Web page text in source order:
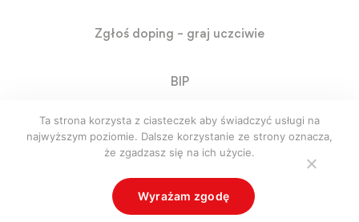
Zgłoś doping – graj uczciwie
BIP
RODO
© Polada. Polska Agencja Antydopingowa. Created by
whitenight.pl
Ta strona korzysta z ciasteczek aby świadczyć usługi na
najwyższym poziomie. Dalsze korzystanie ze strony oznacza,
że zgadzasz się na ich użycie.
Wyrażam zgodę